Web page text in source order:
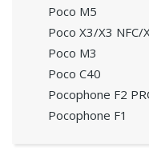
Poco M5
Poco X3/X3 NFC/
Poco M3
Poco C40
Pocophone F2
Pocophone F1